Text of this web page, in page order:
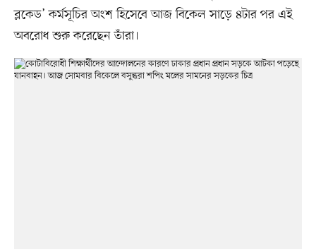
ব্লকেড’ কর্মসূচির অংশ হিসেবে আজ বিকেল সাড়ে ৪টার পর এই
অবরোধ শুরু করেছেন তাঁরা।